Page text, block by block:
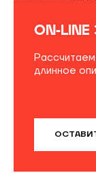
ON-
длинное